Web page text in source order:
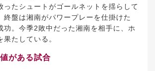
ったシュートがゴールネットを揺らして
終盤は湘南がパワープレーを仕掛けた
功。今季2敗中だった湘南を相手に、ホ
たしている。
がある試合